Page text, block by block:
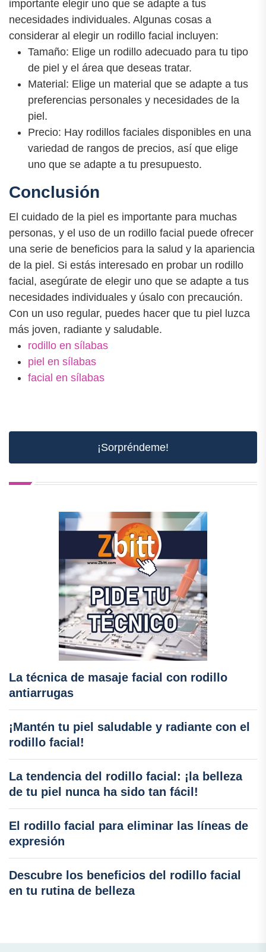
importante elegir uno que se adapte a tus
necesidades individuales. Algunas cosas a
considerar al elegir un rodillo facial incluyen:
Tamaño: Elige un rodillo adecuado para tu tipo
de piel y el área que deseas tratar.
Material: Elige un material que se adapte a tus
preferencias personales y necesidades de la
piel.
Precio: Hay rodillos faciales disponibles en una
variedad de rangos de precios, así que elige
uno que se adapte a tu presupuesto.
Conclusión
El cuidado de la piel es importante para muchas
personas, y el uso de un rodillo facial puede ofrecer
una serie de beneficios para la salud y la apariencia
de la piel. Si estás interesado en probar un rodillo
facial, asegúrate de elegir uno que se adapte a tus
necesidades individuales y úsalo con precaución.
Con un uso regular, puedes hacer que tu piel luzca
más joven, radiante y saludable.
rodillo en sílabas
piel en sílabas
facial en sílabas
¡Sorpréndeme!
La técnica de masaje facial con rodillo
antiarrugas
¡Mantén tu piel saludable y radiante con el
rodillo facial!
La tendencia del rodillo facial: ¡la belleza
de tu piel nunca ha sido tan fácil!
El rodillo facial para eliminar las líneas de
expresión
Descubre los beneficios del rodillo facial
en tu rutina de belleza